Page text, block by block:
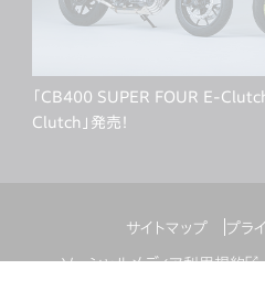
「CB400 SUPER FOUR E-
Clutch」発売！
サイトマップ プラ
ソーシャルメディア利用規約